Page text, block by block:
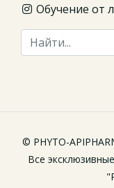
Обучение от
© PHYTO-
Все